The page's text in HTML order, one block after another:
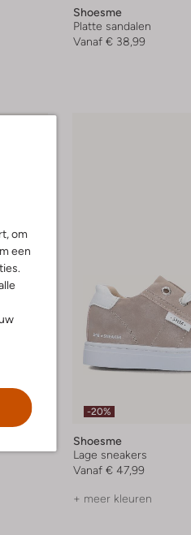
om
een
Shoesme
Platte sandalen
Vanaf € 38,99
-20%
Shoesme
Lage sneakers
Vanaf € 47,99
+ meer kleuren